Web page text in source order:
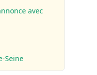
avec
Seine